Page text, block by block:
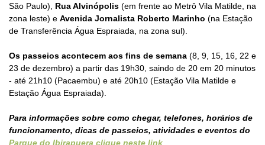
São Paulo), Rua Alvinópolis (em frente ao Metrô Vila Matilde, na
zona leste) e Avenida Jornalista Roberto Marinho (na Estação
de Transferência Água Espraiada, na zona sul).
Os passeios acontecem aos fins de semana (8, 9, 15, 16, 22 e
23 de dezembro) a partir das 19h30, saindo de 20 em 20 minutos
- até 21h10 (Pacaembu) e até 20h10 (Estação Vila Matilde e
Estação Água Espraiada).
Para informações sobre como chegar, telefones, horários de
funcionamento, dicas de passeios, atividades e eventos do
Parque do Ibirapuera clique neste link